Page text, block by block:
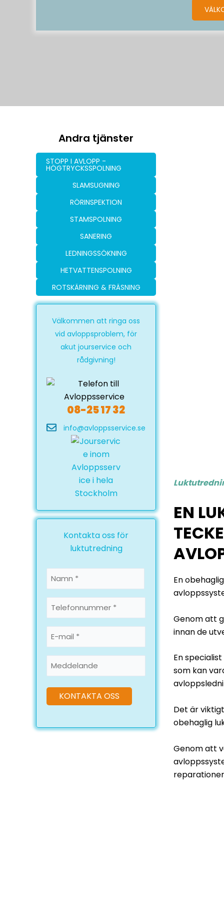
Andra tjänster
STOPP I AVLOPP -
HÖGTRYCKSSPOLNING
SLAMSUGNING
RÖRINSPEKTION
STAMSPOLNING
SANERING
LEDNINGSSÖKNING
HETVATTENSPOLNING
ROTSKÄRNING & FRÄSNING
Välkommen att ringa oss
vid avloppsproblem, för
akut jourservice och
rådgivning!
08-25 17 32
info@avloppsservice.se
Kontakta oss för
luktutredning
*
Namn Telefonnummer
*
mail
*
EN
En
Genom att
innan de
En
som kan
Det är
obehaglig
Genom att